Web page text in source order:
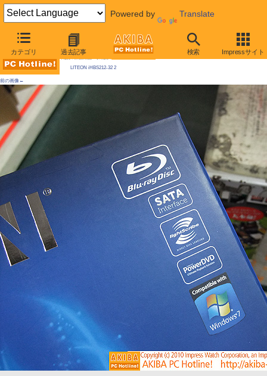
Powered by Translate
カテゴリ 過去記事 検索 Impressサイト
AKIBA PC Hotline! 2010年7月31日号
LITEON iHBS212-32 2
前の画像←